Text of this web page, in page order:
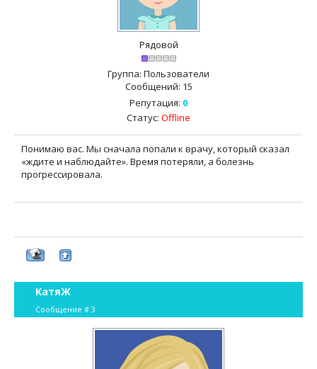
Рядовой
Группа: Пользователи
Сообщений: 15
Репутация: 0
Статус: Offline
Понимаю вас. Мы сначала попали к врачу, который сказал
«ждите и наблюдайте». Время потеряли, а болезнь
прогрессировала.
КатяЖ
Сообщение # 3